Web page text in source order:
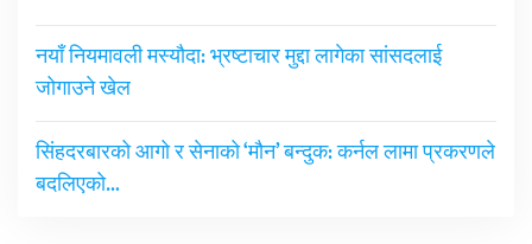
नयाँ नियमावली मस्यौदा: भ्रष्टाचार मुद्दा लागेका सांसदलाई
जोगाउने खेल
सिंहदरबारको आगो र सेनाको ‘मौन’ बन्दुक: कर्नल लामा प्रकरणले
बदलिएको…